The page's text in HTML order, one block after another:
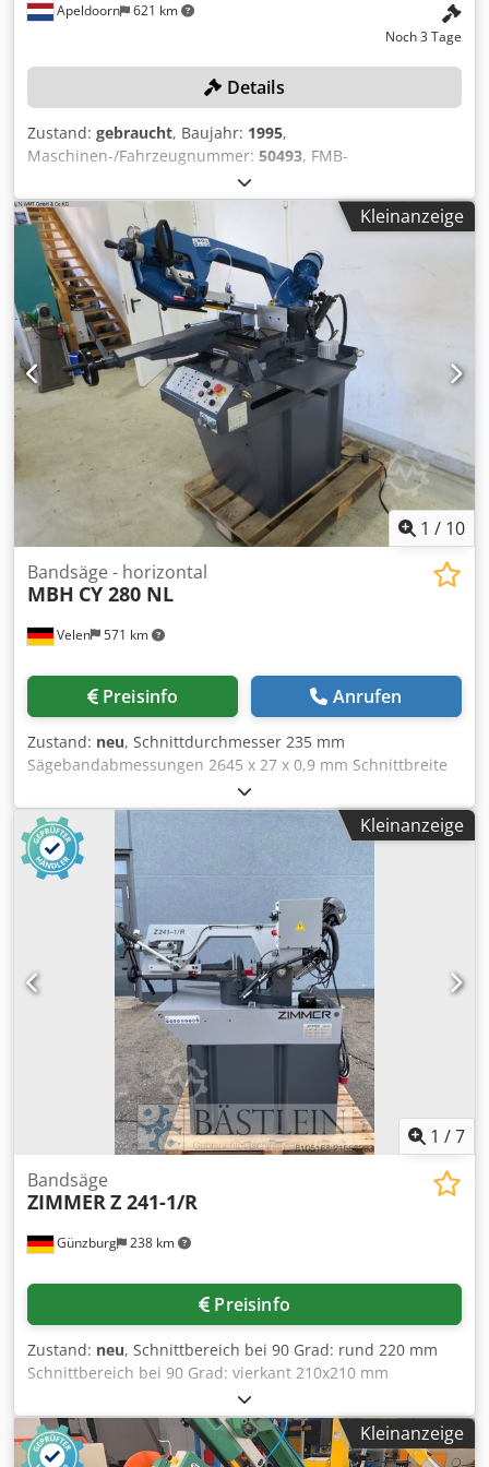
erhältlich: 129 Euro netto (Sonderpreis)
Apeldoorn 621 km
Noch 3 Tage
Details
Zustand: gebraucht, Baujahr: 1995,
Maschinen-/Fahrzeugnummer: 50493, FMB-
Metallbandsägemaschine mit Bedienfeld und Zuführ- und
Abführförderbändern. Details: Csdpfx Aoznb Uvoidorf
Marke: FMB Baujahr: 1995 Seriennummer: 50493 Angaben:
Werkzeugmaschinen Germond, Izegem Ausführung:
horizontale Bandsägeanlage Förderbänder: 2 Stück
(Zuführung und Abführung) Elektrische Kennzeichnung:
400 V Zustand: gebraucht Der Käufer ist selbst für die
Demontage verantwortlich, es stehen keine Hilfsmittel zur
Verfügung.
Kleinanzeige
1 / 10
Velen 571 km
Bandsäge - horizontal
MBH CY 280 NL
Preisinfo Anrufen
Zustand: neu, Schnittdurchmesser 235 mm
Sägebandabmessungen 2645 x 27 x 0,9 mm Schnittbreite
280 x 190 mm Schnittgeschwindigkeit 0 - 90 m/min
Schneidleistung bei 60° rund 120 mm Schneidleistung bei
60° Vierkant 120 mm Schneidleistung bei 45° Rund 190
mm Schneidleistung bei 45° Vierkant 170 mm
Anschlußspannung 230 Volt Gesamtleistungsbedarf 1,5 kW
Maschinengewicht ca. 290 Kg Abmessungen L x B x H 1,2 x
0,8 x 1,2 m Doppel-Gehrungs-Bandsäge - stufenlose
Drehzahl - Gehrungsschnitte bis 60° links und 45° rechts -
Spannstock mit Schnellspannvorrichtung Cjdpfx Aiszlkv
Rjderf - Bandspannungskontrolle - Elektr. Kühlautomatik
Kleinanzeige
1 /7
Günzburg 238 km
Bandsäge
ZIMMERZ 241-1/R
Preisinfo
Zustand: neu, Schnittbereich bei 90 Grad: rund 220 mm
Schnittbereich bei 90 Grad: vierkant 210x210 mm
Schnittbereich bei 90 Grad: flach 230x185 mm
Schnittbereich bei 45 Grad links: rund 150 mm
Schnittbereich bei 45 Grad: vierkant 150x150 mmKleinanzeige